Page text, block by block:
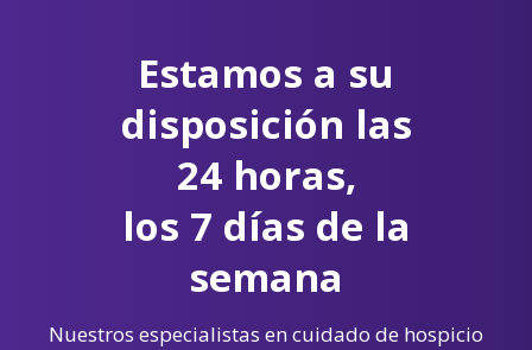
Estamos a su
disposición las
24 horas,
los 7 días de la
semana
Nuestros especialistas en cuidado de hospicio